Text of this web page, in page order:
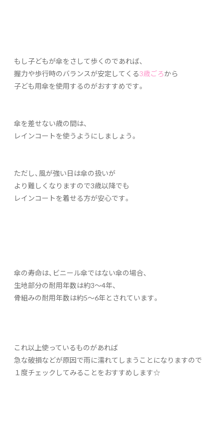
もし子どもが傘をさして歩くのであれば、
握力や歩行時のバランスが安定してくる3歳ごろから
子ども用傘を使用するのがおすすめです。
傘を差せない歳の間は、
レインコートを使うようにしましょう。
ただし、風が強い日は傘の扱いが
より難しくなりますので3歳以降でも
レインコートを着せる方が安心です。
傘の寿命は、ビニール傘ではない傘の場合、
生地部分の耐用年数は約3～4年、
骨組みの耐用年数は約5～6年とされています。
これ以上使っているものがあれば
急な破損などが原因で雨に濡れてしまうことになりますので
１度チェックしてみることをおすすめします☆